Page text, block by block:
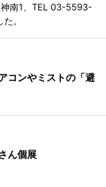
南1、TEL 03-5593-
。
コンやミストの「避
ん個展